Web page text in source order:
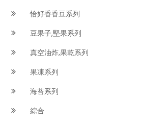
恰好香香豆系列
豆果子,堅果系列
真空油炸,果乾系列
果凍系列
海苔系列
綜合